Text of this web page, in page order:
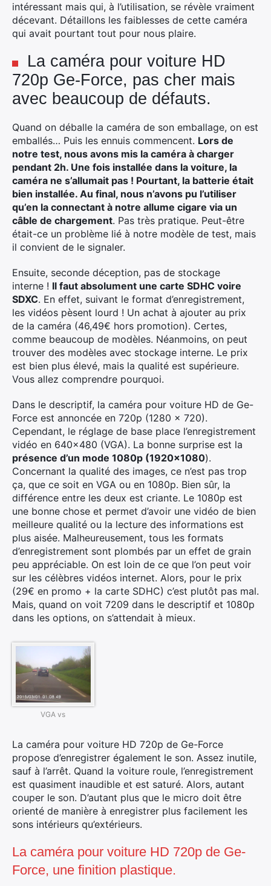
intéressant mais qui, à l’utilisation, se révèle vraiment
décevant. Détaillons les faiblesses de cette caméra
qui avait pourtant tout pour nous plaire.
La caméra pour voiture HD
720p Ge-Force, pas cher mais
avec beaucoup de défauts.
Quand on déballe la caméra de son emballage, on est
emballés… Puis les ennuis commencent. Lors de
notre test, nous avons mis la caméra à charger
pendant 2h. Une fois installée dans la voiture, la
caméra ne s’allumait pas ! Pourtant, la batterie était
bien installée. Au final, nous n’avons pu l’utiliser
qu’en la connectant à notre allume cigare via un
câble de chargement. Pas très pratique. Peut-être
était-ce un problème lié à notre modèle de test, mais
il convient de le signaler.
Ensuite, seconde déception, pas de stockage
interne ! Il faut absolument une carte SDHC voire
SDXC. En effet, suivant le format d’enregistrement,
les vidéos pèsent lourd ! Un achat à ajouter au prix
de la caméra (46,49€ hors promotion). Certes,
comme beaucoup de modèles. Néanmoins, on peut
trouver des modèles avec stockage interne. Le prix
est bien plus élevé, mais la qualité est supérieure.
Vous allez comprendre pourquoi.
Dans le descriptif, la caméra pour voiture HD de Ge-
Force est annoncée en 720p (1280 × 720).
Cependant, le réglage de base place l’enregistrement
vidéo en 640×480 (VGA). La bonne surprise est la
présence d’un mode 1080p (1920×1080).
Concernant la qualité des images, ce n’est pas trop
ça, que ce soit en VGA ou en 1080p. Bien sûr, la
différence entre les deux est criante. Le 1080p est
une bonne chose et permet d’avoir une vidéo de bien
meilleure qualité ou la lecture des informations est
plus aisée. Malheureusement, tous les formats
d’enregistrement sont plombés par un effet de grain
peu appréciable. On est loin de ce que l’on peut voir
sur les célèbres vidéos internet. Alors, pour le prix
(29€ en promo + la carte SDHC) c’est plutôt pas mal.
Mais, quand on voit 7209 dans le descriptif et 1080p
dans les options, on s’attendait à mieux.
VGA vs
La caméra pour voiture HD 720p de Ge-Force
propose d’enregistrer également le son. Assez inutile,
sauf à l’arrêt. Quand la voiture roule, l’enregistrement
est quasiment inaudible et est saturé. Alors, autant
couper le son. D’autant plus que le micro doit être
orienté de manière à enregistrer plus facilement les
sons intérieurs qu’extérieurs.
La caméra pour voiture HD 720p de Ge-
Force, une finition plastique.